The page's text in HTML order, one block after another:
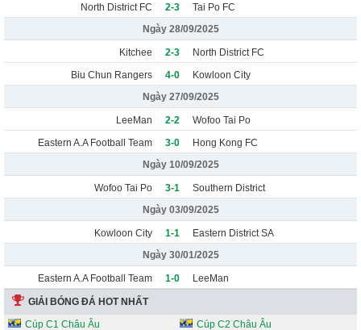
North District FC 2-3
Tai Po FC
Ngày 28/09/2025
Kitchee 2-3
North District FC
Biu Chun Rangers
4-0
Kowloon City
Ngày 27/09/2025
LeeMan 2-2
Wofoo Tai Po
Eastern A.A Football Team
3-0
Hong Kong FC
Ngày 10/09/2025
Wofoo Tai Po 3-1
Southern District
Ngày 03/09/2025
Kowloon City 1-1
Eastern District SA
Ngày 30/01/2025
Eastern A.A Football Team 1-0 LeeMan
GIẢI BÓNG ĐÁ HOT NHẤT
Cúp C1 Châu Âu
Cúp C2 Châu Âu